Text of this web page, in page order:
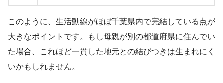
このように、生活動線がほぼ千葉県内で完結している点が
大きなポイントです。もし母親が別の都道府県に住んでい
た場合、これほど一貫した地元との結びつきは生まれにく
いかもしれません。